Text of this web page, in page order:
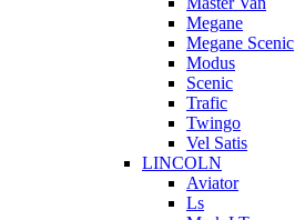
Megane
Megane Scenic
Modus
Scenic
Trafic
Twingo
Vel Satis
LINCOLN
Aviator
Ls